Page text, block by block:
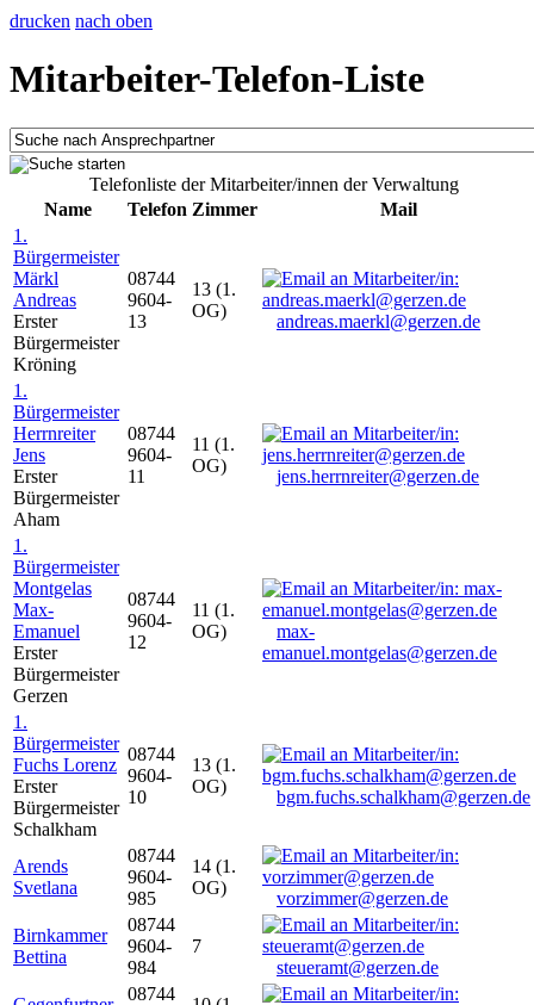
drucken nach oben
Mitarbeiter-Telefon-Liste
Telefonliste der Mitarbeiter/innen der Verwaltung
Name
Telefon Zimmer
Mail
1.
Bürgermeister
Märkl
Andreas
Erster
Bürgermeister
Kröning
08744
9604-
13
13 (1.
OG)
andreas.maerkl@gerzen.de
1.
Bürgermeister
Herrnreiter
Jens
Erster
Bürgermeister
Aham
08744
9604-
11
11 (1.
OG)
jens.herrnreiter@gerzen.de
1.
Bürgermeister
Montgelas
Max-
Emanuel
Erster
Bürgermeister
Gerzen
08744
9604-
12
11 (1.
OG)
max-
emanuel.montgelas@gerzen.de
1.
Bürgermeister
Fuchs Lorenz
Erster
Bürgermeister
Schalkham
08744
9604-
10
13 (1.
OG)
bgm.fuchs.schalkham@gerzen.de
Arends
Svetlana
08744
9604-
985
14 (1.
OG)
vorzimmer@gerzen.de
Birnkammer
Bettina
08744
9604-
984
7
steueramt@gerzen.de
08744